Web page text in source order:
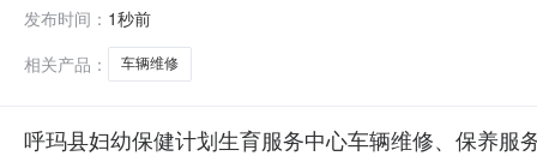
目咨询管理有限公司日期：2025年12月24日
发布时间： 1秒前
相关产品：
车辆维修
呼玛县妇幼保健计划生育服务中心车辆维修、保养服